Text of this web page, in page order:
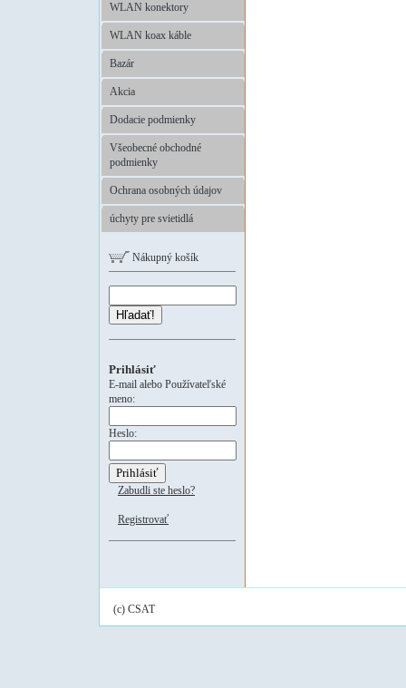
WLAN konektory
WLAN koax káble
Bazár
Akcia
Dodacie podmienky
Všeobecné obchodné
podmienky
Ochrana osobných údajov
úchyty pre svietidlá
Nákupný košík
Hľadať!
Prihlásiť
E-mail alebo Používateľské
meno:
Heslo:
Zabudli ste heslo?
Registrovať
(c) CSAT